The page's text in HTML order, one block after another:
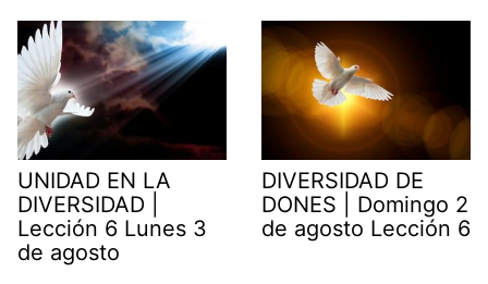
UNIDAD EN LA
DIVERSIDAD |
Lección 6 Lunes 3
de agosto
DIVERSIDAD DE
DONES | Domingo 2
de agosto Lección 6